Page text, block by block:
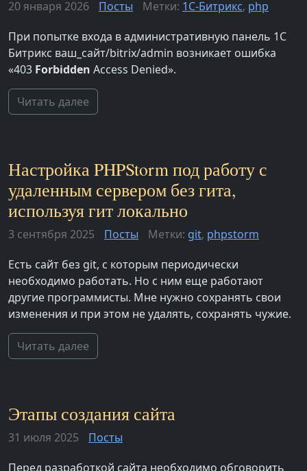
20 января 2026 Посты Метки: 1С-Битрикс, php
При попытке входа в административную панель 1С
Битрикс ваш_сайт/bitrix/admin возникает ошибка
«403 Forbidden Access Denied».
Читать далее
Настройка PHPStorm под работу с
удаленным сервером без гита,
используя гит локально
3 сентября 2025 Посты Метки: git, phpstorm
Есть сайт без git, с которым периодически
необходимо работать. Но с ним еще работают
другие программисты. Мне нужно сохранять свои
изменения и при этом не удалять, сохранять чужие.
Читать далее
Этапы создания сайта
31 июля 2025
Посты
Перед разработкой сайта необходимо обговорить